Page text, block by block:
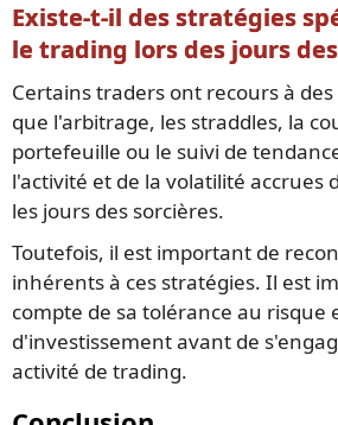
Existe-t-il des stratégies
le trading lors des jours
Certains traders ont recours à
que l'arbitrage, les straddles, la
portefeuille ou le suivi de
l'activité et de la volatilité accrues
les jours des sorcières.
Toutefois, il est important de
inhérents à ces stratégies. Il est
compte de sa tolérance au risque
d'investissement avant de
activité de trading.